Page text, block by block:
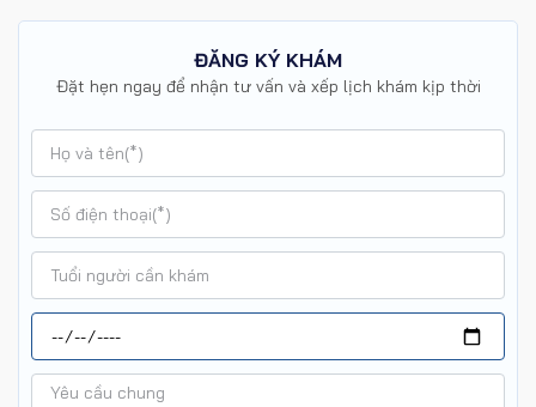
ĐĂNG KÝ KHÁM
Đặt hẹn ngay để nhận tư vấn và xếp lịch khám kịp thời